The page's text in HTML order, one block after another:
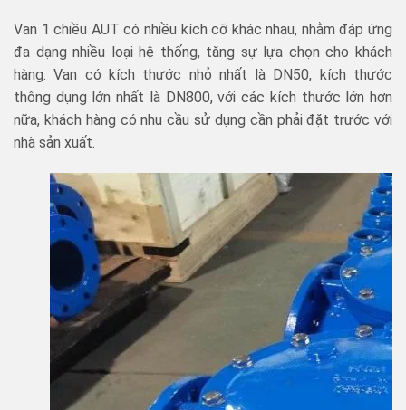
Van 1 chiều AUT có nhiều kích cỡ khác nhau, nhằm đáp ứng
đa dạng nhiều loại hệ thống, tăng sự lựa chọn cho khách
hàng. Van có kích thước nhỏ nhất là DN50, kích thước
thông dụng lớn nhất là DN800, với các kích thước lớn hơn
nữa, khách hàng có nhu cầu sử dụng cần phải đặt trước với
nhà sản xuất.